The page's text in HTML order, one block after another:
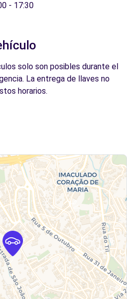
- 17:30
solo son posibles durante el
La entrega de llaves no
horarios.